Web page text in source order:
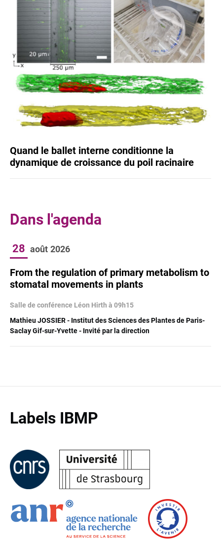
Quand le ballet interne conditionne la
dynamique de croissance du poil racinaire
Dans l'agenda
28 août 2026
From the regulation of primary metabolism to
stomatal movements in plants
Salle de conférence Léon Hirth à 09h15
Mathieu JOSSIER - Institut des Sciences des Plantes de Paris-
Saclay Gif-sur-Yvette - Invité par la direction
Labels IBMP